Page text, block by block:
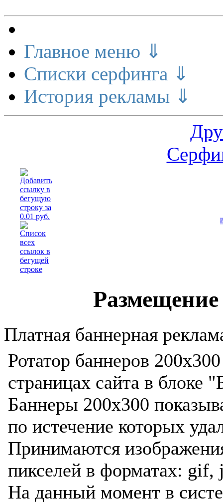
Главное меню ⇓
Списки серфинга ⇓
История рекламы ⇓
Размещение
Платная баннерная
Ротатор баннеров
страницах сайта в блоке
Баннеры 200x300
по истечение которых
Принимаются
пикселей в форматах: gif,
На данный момент в